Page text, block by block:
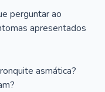
perguntar ao
apresentados
asmática?